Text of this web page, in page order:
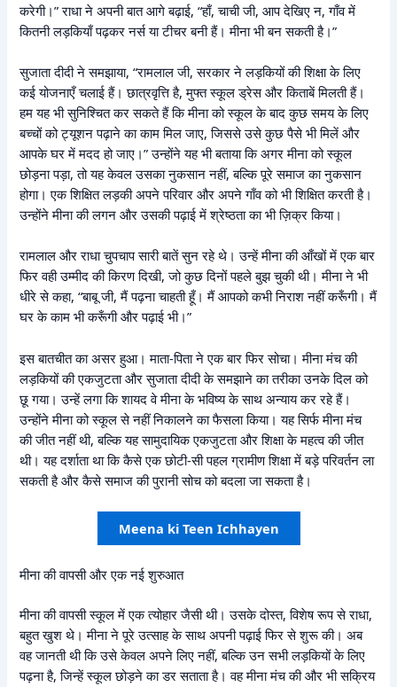
करेगी।” राधा ने अपनी बात आगे बढ़ाई, “हाँ, चाची जी, आप देखिए न, गाँव में
कितनी लड़कियाँ पढ़कर नर्स या टीचर बनी हैं। मीना भी बन सकती है।”
सुजाता दीदी ने समझाया, “रामलाल जी, सरकार ने लड़कियों की शिक्षा के लिए
कई योजनाएँ चलाई हैं। छात्रवृत्ति है, मुफ्त स्कूल ड्रेस और किताबें मिलती हैं।
हम यह भी सुनिश्चित कर सकते हैं कि मीना को स्कूल के बाद कुछ समय के लिए
बच्चों को ट्यूशन पढ़ाने का काम मिल जाए, जिससे उसे कुछ पैसे भी मिलें और
आपके घर में मदद हो जाए।” उन्होंने यह भी बताया कि अगर मीना को स्कूल
छोड़ना पड़ा, तो यह केवल उसका नुकसान नहीं, बल्कि पूरे समाज का नुकसान
होगा। एक शिक्षित लड़की अपने परिवार और अपने गाँव को भी शिक्षित करती है।
उन्होंने मीना की लगन और उसकी पढ़ाई में श्रेष्ठता का भी ज़िक्र किया।
रामलाल और राधा चुपचाप सारी बातें सुन रहे थे। उन्हें मीना की आँखों में एक बार
फिर वही उम्मीद की किरण दिखी, जो कुछ दिनों पहले बुझ चुकी थी। मीना ने भी
धीरे से कहा, “बाबू जी, मैं पढ़ना चाहती हूँ। मैं आपको कभी निराश नहीं करूँगी। मैं
घर के काम भी करूँगी और पढ़ाई भी।”
इस बातचीत का असर हुआ। माता-पिता ने एक बार फिर सोचा। मीना मंच की
लड़कियों की एकजुटता और सुजाता दीदी के समझाने का तरीका उनके दिल को
छू गया। उन्हें लगा कि शायद वे मीना के भविष्य के साथ अन्याय कर रहे हैं।
उन्होंने मीना को स्कूल से नहीं निकालने का फैसला किया। यह सिर्फ मीना मंच
की जीत नहीं थी, बल्कि यह सामुदायिक एकजुटता और शिक्षा के महत्व की जीत
थी। यह दर्शाता था कि कैसे एक छोटी-सी पहल ग्रामीण शिक्षा में बड़े परिवर्तन ला
सकती है और कैसे समाज की पुरानी सोच को बदला जा सकता है।
Meena ki Teen Ichhayen
मीना की वापसी और एक नई शुरुआत
मीना की वापसी स्कूल में एक त्योहार जैसी थी। उसके दोस्त, विशेष रूप से राधा,
बहुत खुश थे। मीना ने पूरे उत्साह के साथ अपनी पढ़ाई फिर से शुरू की। अब
वह जानती थी कि उसे केवल अपने लिए नहीं, बल्कि उन सभी लड़कियों के लिए
पढ़ना है, जिन्हें स्कूल छोड़ने का डर सताता है। वह मीना मंच की और भी सक्रिय